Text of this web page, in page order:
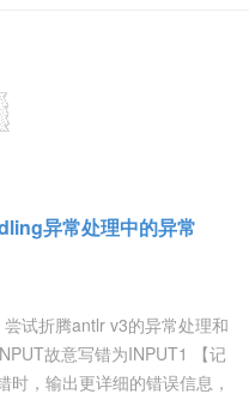
异常处理中的异常
试折腾antlr v3的异常处理和
故意写错为INPUT1 【记
，输出更详细的错误信息，